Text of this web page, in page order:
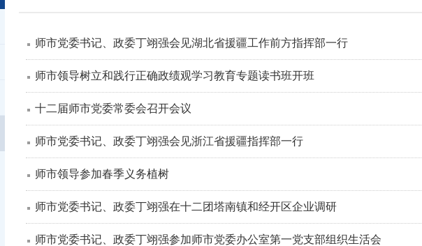
师市党委书记、政委丁翊强会见湖北省援疆工作前方指挥部一行
师市领导树立和践行正确政绩观学习教育专题读书班开班
十二届师市党委常委会召开会议
师市党委书记、政委丁翊强会见浙江省援疆指挥部一行
师市领导参加春季义务植树
师市党委书记、政委丁翊强在十二团塔南镇和经开区企业调研
师市党委书记、政委丁翊强参加师市党委办公室第一党支部组织生活会